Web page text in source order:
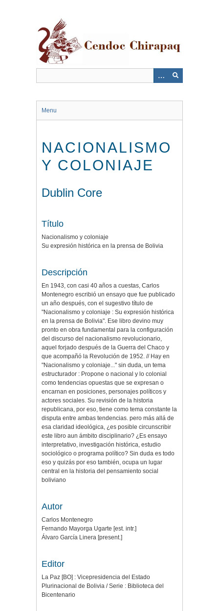
Menu
NACIONALISMO
Y COLONIAJE
Dublin Core
Título
Nacionalismo y coloniaje
Su expresión histórica en la prensa de Bolivia
Descripción
En 1943, con casi 40 años a cuestas, Carlos
Montenegro escribió un ensayo que fue publicado
un año después, con el sugestivo título de
"Nacionalismo y coloniaje : Su expresión histórica
en la prensa de Bolivia". Ese libro devino muy
pronto en obra fundamental para la configuración
del discurso del nacionalismo revolucionario,
aquel forjado después de la Guerra del Chaco y
que acompañó la Revolución de 1952. // Hay en
"Nacionalismo y coloniaje..." sin duda, un tema
estructurador : Propone o nacional y lo colonial
como tendencias opuestas que se expresan o
encarnan en posiciones, personajes políticos y
actores sociales. Su revisión de la historia
republicana, por eso, tiene como tema constante la
disputa entre ambas tendencias. pero más allá de
esa claridad ideológica, ¿es posible circunscribir
este libro aun ámbito disciplinario? ¿Es ensayo
interpretativo, investigación histórica, estudio
sociológico o programa político? Sin duda es todo
eso y quizás por eso también, ocupa un lugar
central en la historia del pensamiento social
boliviano
Autor
Carlos Montenegro
Fernando Mayorga Ugarte [est. intr.]
Álvaro García Linera [present.]
Editor
La Paz [BO] : Vicepresidencia del Estado
Plurinacional de Bolivia / Serie : Biblioteca del
Bicentenario